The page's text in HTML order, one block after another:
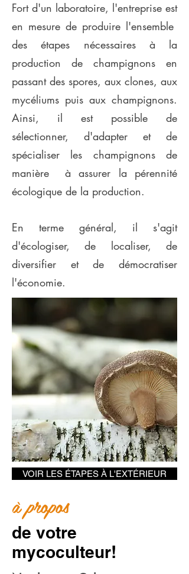
Fort d'un laboratoire, l'entreprise est
en mesure de produire l'ensemble
des étapes nécessaires à la
production de champignons en
passant des spores, aux clones, aux
mycéliums puis aux champignons.
Ainsi, il est possible de
sélectionner, d'adapter et de
spécialiser les champignons de
manière à assurer la pérennité
écologique de la production.
En terme général, il s'agit
d'écologiser, de localiser, de
diversifier et de démocratiser
l'économie.
VOIR LES ÉTAPES À L'EXTÉRIEUR
à propos
de votre
mycoculteur!